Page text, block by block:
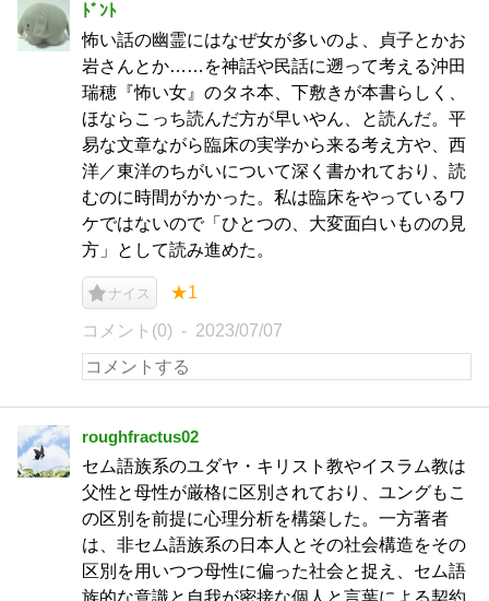
ﾄﾞﾝﾄ
怖い話の幽霊にはなぜ女が多いのよ、貞子とかお
岩さんとか……を神話や民話に遡って考える沖田
瑞穂『怖い女』のタネ本、下敷きが本書らしく、
ほならこっち読んだ方が早いやん、と読んだ。平
易な文章ながら臨床の実学から来る考え方や、西
洋／東洋のちがいについて深く書かれており、読
むのに時間がかかった。私は臨床をやっているワ
ケではないので「ひとつの、大変面白いものの見
方」として読み進めた。
ナイス ★1
コメント(0) 2023/07/07
roughfractus02
セム語族系のユダヤ・キリスト教やイスラム教は
父性と母性が厳格に区別されており、ユングもこ
の区別を前提に心理分析を構築した。一方著者
は、非セム語族系の日本人とその社会構造をその
区別を用いつつ母性に偏った社会と捉え、セム語
族的な意識と自我が密接な個人と言葉による契約